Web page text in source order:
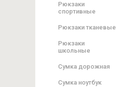
Рюкзаки
спортивные
Рюкзаки тканевые
Рюкзаки
школьные
Сумка дорожная
Сумка ноутбук